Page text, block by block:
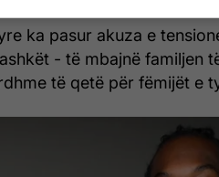
ka pasur akuza e
- të mbajnë familjen
të qetë për fëmijët e